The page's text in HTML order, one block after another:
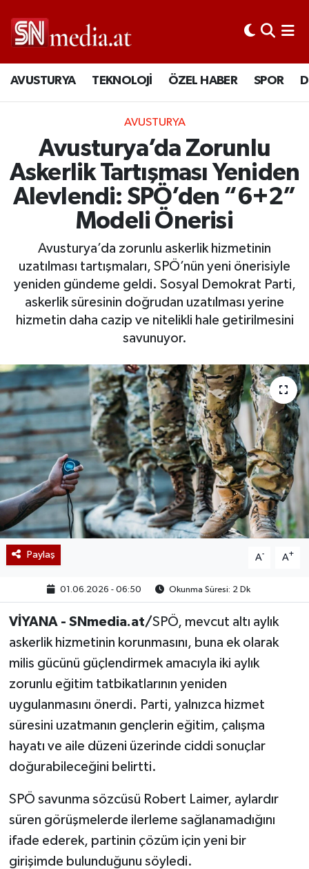
AVUSTURYA TEKNOLOJİ ÖZEL HABER SPOR
AVUSTURYA
Avusturya’da Zorunlu
Askerlik Tartışması Yeniden
Alevlendi: SPÖ’den “6+2”
Modeli Önerisi
Avusturya’da zorunlu askerlik hizmetinin
uzatılması tartışmaları, SPÖ’nün yeni önerisiyle
yeniden gündeme geldi. Sosyal Demokrat Parti,
askerlik süresinin doğrudan uzatılması yerine
hizmetin daha cazip ve nitelikli hale getirilmesini
savunuyor.
Paylaş A- A+
01.06.2026 - 06:50 Okunma Süresi: 2 Dk
VİYANA - SNmedia.at/SPÖ, mevcut altı aylık
askerlik hizmetinin korunmasını, buna ek olarak
milis gücünü güçlendirmek amacıyla iki aylık
zorunlu eğitim tatbikatlarının yeniden
uygulanmasını önerdi. Parti, yalnızca hizmet
süresini uzatmanın gençlerin eğitim, çalışma
hayatı ve aile düzeni üzerinde ciddi sonuçlar
doğurabileceğini belirtti.
SPÖ savunma sözcüsü Robert Laimer, aylardır
süren görüşmelerde ilerleme sağlanamadığını
ifade ederek, partinin çözüm için yeni bir
girişimde bulunduğunu söyledi.